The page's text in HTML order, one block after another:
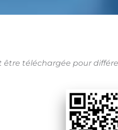
être téléchargée pour